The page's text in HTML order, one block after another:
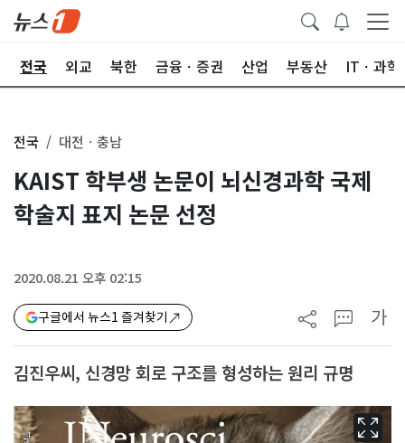
전국 외교 북한 금융ㆍ증권 산업 부동산 ITㆍ과학
전국 대전ㆍ충남
KAIST 학부생 논문이 뇌신경과학 국제
학술지 표지 논문 선정
2020.08.21 오후 02:15
구글에서 뉴스1 즐겨찾기 가
김진우씨, 신경망 회로 구조를 형성하는 원리 규명